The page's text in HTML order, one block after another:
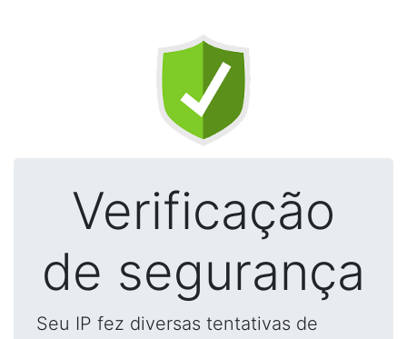
Verificação
de segurança
Seu IP fez diversas tentativas de